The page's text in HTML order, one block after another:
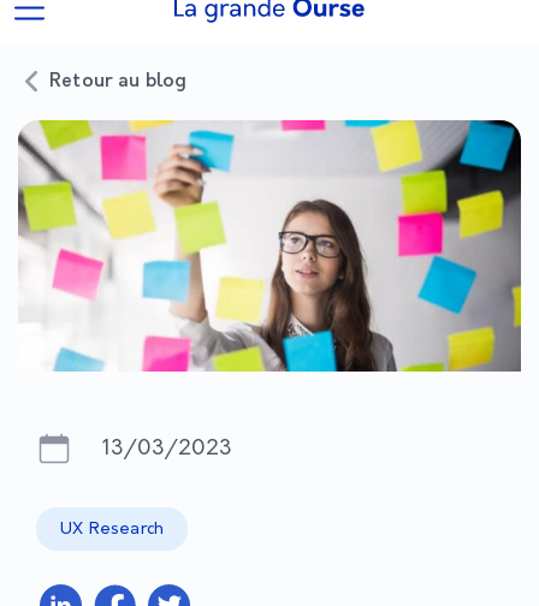
Retour au blog
13/03/2023
UX Research